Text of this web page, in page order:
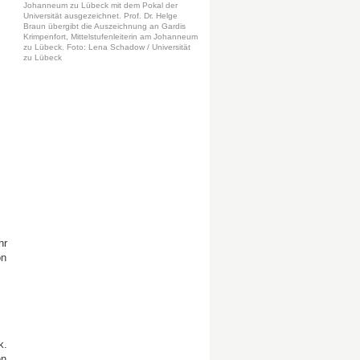
Johanneum zu Lübeck mit dem Pokal der
Universität ausgezeichnet. Prof. Dr. Helge
Braun übergibt die Auszeichnung an Gardis
Krimpenfort, Mittelstufenleiterin am Johanneum
zu Lübeck. Foto: Lena Schadow / Universität
zu Lübeck